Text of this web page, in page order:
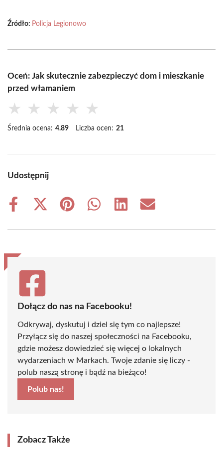
Źródło: Policja Legionowo
Oceń: Jak skutecznie zabezpieczyć dom i mieszkanie
przed włamaniem
★ ★ ★ ★ ★
Średnia ocena: 4.89 Liczba ocen: 21
Udostępnij
Share
Share
(Twitter)
Share
Share
Share
Share
Dołącz do nas na Facebooku!
Odkrywaj, dyskutuj i dziel się tym co najlepsze!
Przyłącz się do naszej społeczności na Facebooku,
gdzie możesz dowiedzieć się więcej o lokalnych
wydarzeniach w Markach. Twoje zdanie się liczy -
polub naszą stronę i bądź na bieżąco!
Polub nas!
Zobacz Także